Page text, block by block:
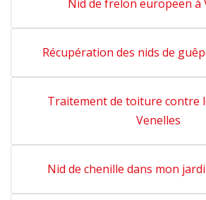
Nid de frelon europeen à
Récupération des nids de
Traitement de toiture contre
Venelles
Nid de chenille dans mon